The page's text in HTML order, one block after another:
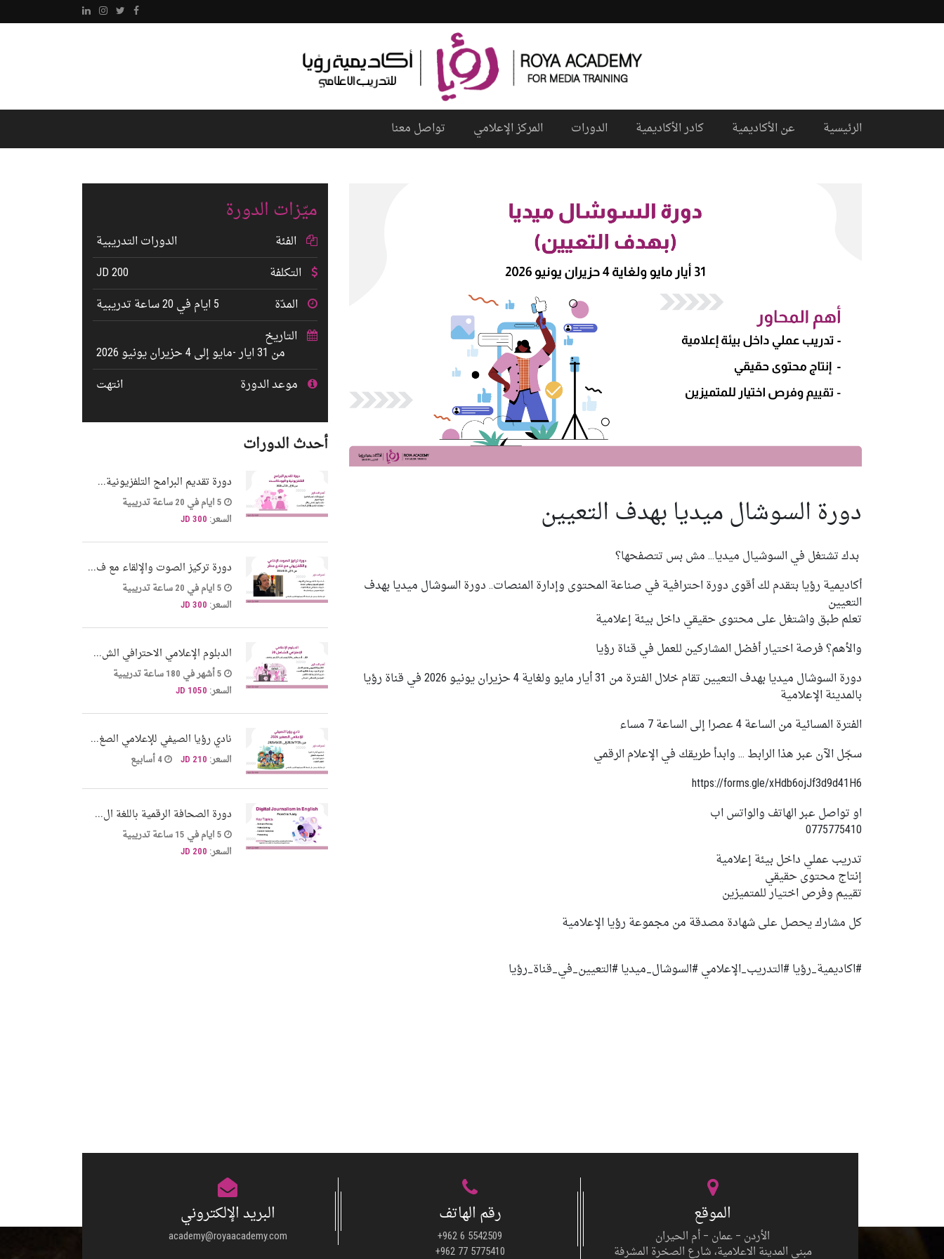
الرئيسية عن الأكاديمية كادر الأكاديمية الدورات المركز الإعلامي تواصل معنا
دورة السوشال ميديا بهدف التعيين
بدك تشتغل في السوشيال ميديا… مش بس تتصفحها؟
أكاديمية رؤيا بتقدم لك أقوى دورة احترافية في صناعة المحتوى وإدارة المنصات.. دورة السوشال ميديا بهدف
التعيين
تعلم طبق واشتغل على محتوى حقيقي داخل بيئة إعلامية
والأهم؟ فرصة اختيار أفضل المشاركين للعمل في قناة رؤيا
دورة السوشال ميديا بهدف التعيين تقام خلال الفترة من 31 أيار مايو ولغاية 4 حزيران يونيو 2026 في قناة رؤيا
بالمدينة الإعلامية
الفترة المسائية من الساعة 4 عصرا إلى الساعة 7 مساء
سجّل الآن عبر هذا الرابط … وابدأ طريقك في الإعلام الرقمي
https://forms.gle/xHdb6ojJf3d9d41H6
او تواصل عبر الهاتف والواتس اب
0775775410
تدريب عملي داخل بيئة إعلامية
إنتاج محتوى حقيقي
تقييم وفرص اختيار للمتميزين
كل مشارك يحصل على شهادة مصدقة من مجموعة رؤيا الإعلامية
#اكاديمية_رؤيا #التدريب_الإعلامي #السوشال_ميديا #التعيين_في_قناة_رؤيا
ميّزات الدورة
الفئة
الدورات التدريبية
التكلفة
200 JD
المدّة
5 ايام في 20 ساعة تدريبية
التاريخ
من 31 ايار -مايو إلى 4 حزيران يونيو 2026
موعد الدورة
انتهت
أحدث الدورات
دورة تقديم البرامج التلفزيونية...
5 ايام في 20 ساعة تدريبية
السعر: 300 JD
دورة تركيز الصوت والإلقاء مع ف...
5 ايام في 20 ساعة تدريبية
السعر: 300 JD
الدبلوم الإعلامي الاحترافي الش...
5 أشهر في 180 ساعة تدريبية
السعر: 1050 JD
نادي رؤيا الصيفي للإعلامي الصغ...
4 أسابيع السعر: 210 JD
دورة الصحافة الرقمية باللغة ال...
5 ايام في 15 ساعة تدريبية
السعر: 200 JD
الموقع
الأردن – عمان – أم الحيران
مبنى المدينة الاعلامية، شارع الصخرة المشرفة
رقم الهاتف
+962 6 5542509
+962 77 5775410
البريد الإلكتروني
academy@royaacademy.com